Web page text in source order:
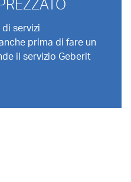
servizi
prima di fare un
il servizio Geberit